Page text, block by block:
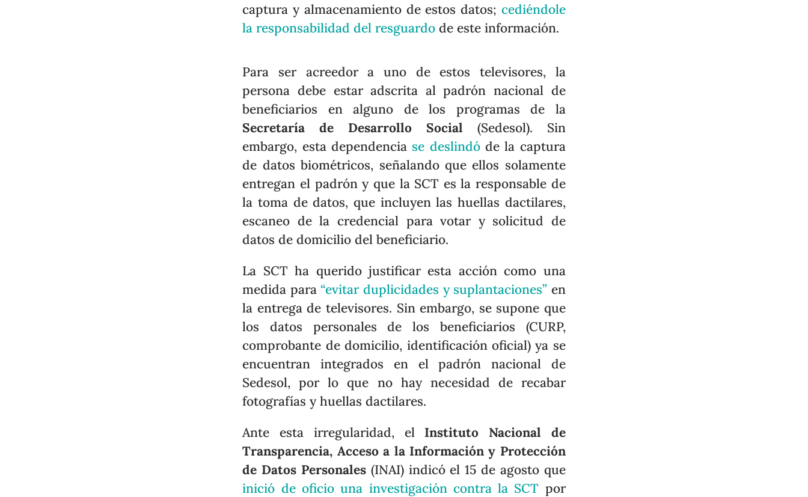
captura y almacenamiento de estos datos; cediéndole
la responsabilidad del resguardo de este información.
Para ser acreedor a uno de estos televisores, la
persona debe estar adscrita al padrón nacional de
beneficiarios en alguno de los programas de la
Secretaría de Desarrollo Social (Sedesol). Sin
embargo, esta dependencia se deslindóde la captura
de datos biométricos, señalando que ellos solamente
entregan el padrón y que la SCT es la responsable de
la toma de datos, que incluyen las huellas dactilares,
escaneo de la credencial para votar y solicitud de
datos de domicilio del beneficiario.
La SCT ha querido justificar esta acción como una
medida para “evitar duplicidades y suplantaciones” en
la entrega de televisores. Sin embargo, se supone que
los datos personales de los beneficiarios (CURP,
comprobante de domicilio, identificación oficial) ya se
encuentran integrados en el padrón nacional de
Sedesol, por lo que no hay necesidad de recabar
fotografías y huellas dactilares.
Ante esta irregularidad, el Instituto Nacional de
Transparencia, Acceso a la Información y Protección
de Datos Personales(INAI) indicó el 15 de agosto que
inició de oficio una investigación contra la SCT por